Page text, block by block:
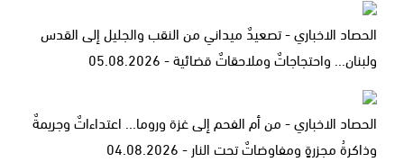
الحصاد الاخباري - تصعيدٌ ميداني من النقب والجليل إلى القدس
ولبنان... واحتجاجاتٌ وملاحقاتٌ قضائية - 05.08.2026
الحصاد الاخباري - من أم الفحم إلى غزة وروما... اعتداءاتٌ وجريمةٌ
وذاكرةُ مجزرةٍ ومفاوضاتٌ تحت النار - 04.08.2026